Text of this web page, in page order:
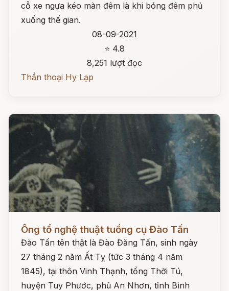
cỗ xe ngựa kéo màn đêm là khi bóng đêm phủ
xuống thế gian.
08-09-2021
⭐ 4.8
8,251 lượt đọc
Thần thoại Hy Lạp
Đọc ngay
Ông tổ nghệ thuật tuồng cụ Đào Tấn
Đào Tấn tên thật là Đào Đăng Tấn, sinh ngày
27 tháng 2 năm Ất Tỵ (tức 3 tháng 4 năm
1845), tại thôn Vinh Thạnh, tổng Thời Tú,
huyện Tuy Phước, phủ An Nhơn, tỉnh Bình